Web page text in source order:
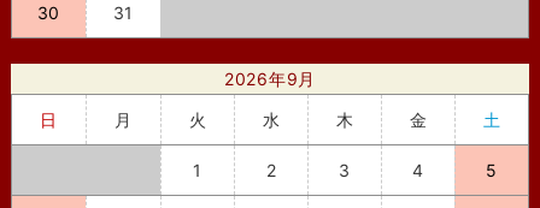
30 31
2026年9月
日
月 火 水 木 金 土
1 2 3 4 5